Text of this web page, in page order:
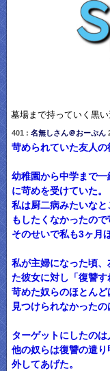
墓場まで持っていく黒
401 : 名無しさん＠おーぷん
苛められていた友人の
幼稚園から中学まで
に苛めを受けていた。
私は厨二病みたいな
もしたくなかったので
そのせいで私も3ヶ月
私が主婦になった頃
た彼女に対し「復讐す
苛めた奴らのほとんど
見つけられなかったの
ターゲットにしたのは
他の奴らは復讐の遣
外してあげた。